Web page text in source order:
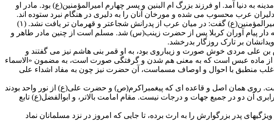
آمد. او فرزند بزرگ ام البنین و پسر چهارم امیرالمؤمنین(ع) بود. مادر او
عرب محسوب می شده و مورخان آنان را به دلیری در هنگام نبرد ستوده اند.
گفت: در میان عرب از پدرانش شجاعتر و قهرمان تر یافت نشد. (۱)
دار پیام آوران کربلا پس از حضرت زینب(س) شد. مسلم است از چنین مادر طاهر و
بر تارک روزگار بدرخشد.
علی مردی خوش صورت و زیباروی بود، به او قمر بنی هاشم نیز می گفتند و
از ماده عبس است که به معنی هم شدن و گرفتگی صورت است، به مضمون «الاسماء
منطبق با احوال و اوصاف مسماست، آن حضرت نیز چون به مفاد اشداء علی
روی همان اصل و قاعده ای که پیغمبراکرم(ص) و حضرت علی(ع) از نور واحد بودند
آن دو در جمیع جهات و درجات نیست. مقام امامت بالاتر، و ابوالفضل(ع) تابع
پدر بزرگوارش را به ارث برده، تا جایی که امروز در نزد مسلمانان نماد